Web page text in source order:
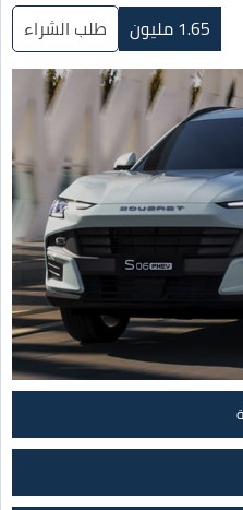
1.65 مليون طلب الشراء